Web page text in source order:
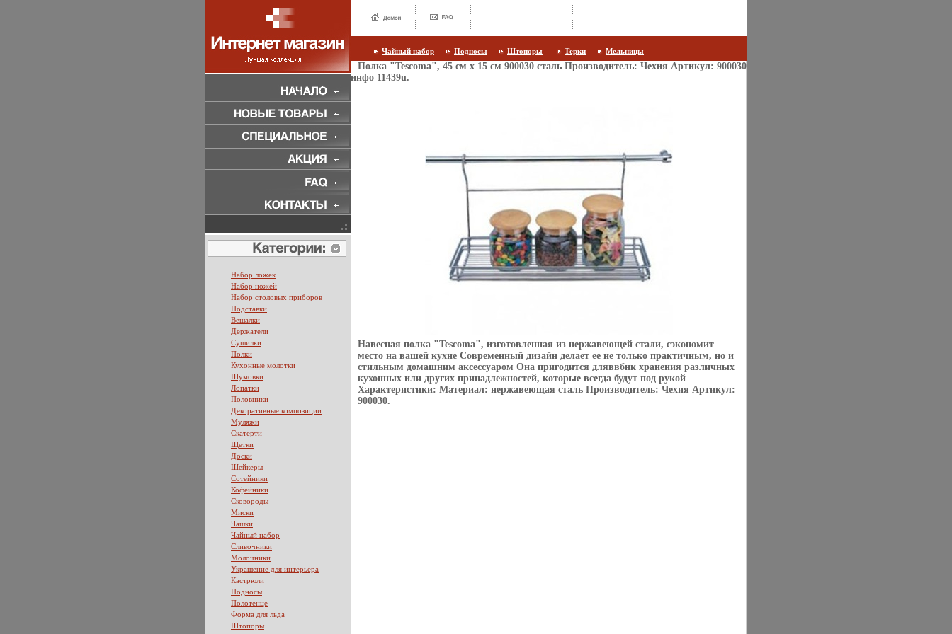
Чайный набор Подносы Штопоры Терки Мельницы
Полка "Tescoma", 45 см х 15 см 900030 сталь Производитель: Чехия Артикул: 900030
инфо 11439u.
Навесная полка "Tescoma", изготовленная из нержавеющей стали, сэкономит
место на вашей кухне Современный дизайн делает ее не только практичным, но и
стильным домашним аксессуаром Она пригодится дляввбнк хранения различных
кухонных или других принадлежностей, которые всегда будут под рукой
Характеристики: Материал: нержавеющая сталь Производитель: Чехия Артикул:
900030.
Набор ложек
Набор ножей
Набор столовых приборов
Подставки
Вешалки
Держатели
Сушилки
Полки
Кухонные молотки
Шумовки
Лопатки
Половники
Декоративные композиции
Муляжи
Скатерти
Щетки
Доски
Шейкеры
Сотейники
Кофейники
Сковороды
Миски
Чашки
Чайный набор
Сливочники
Молочники
Украшение для интерьера
Кастрюли
Подносы
Полотенце
Форма для льда
Штопоры